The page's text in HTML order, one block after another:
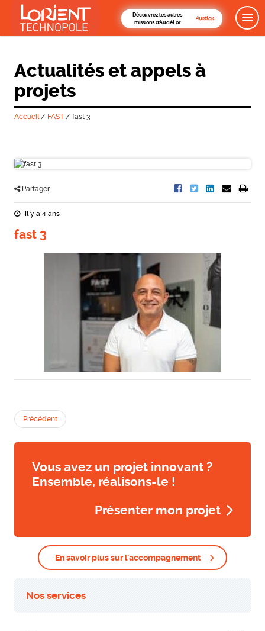
Découvrez les autres
missions d'AudéLor
Actualités et appels à
projets
Accueil/ FAST/ fast 3
Partager
Il y a 4 ans
fast 3
Précédent
Vous avez un projet innovant ?
Ensemble, réalisons-le !
Présenter mon projet
En savoir plus sur l'accompagnement
Nos services